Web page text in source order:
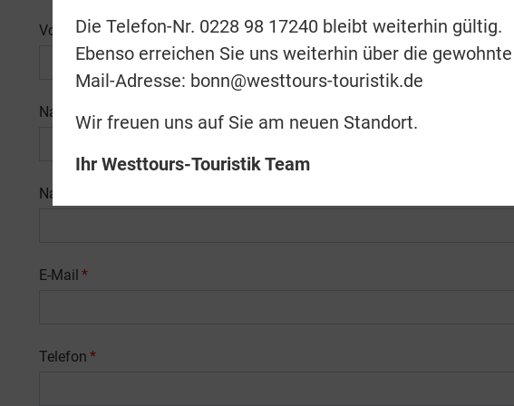
Vorname (Laut Reisepass)*
Nachname (Laut Reisepass)*
Nationalität
E-Mail *
Telefon *
Die Telefon-Nr. 0228 98 17240 bleibt weiterhin gültig.
Ebenso erreichen Sie uns weiterhin über die gewohnte
Mail-Adresse: bonn@westtours-touristik.de
Wir freuen uns auf Sie am neuen Standort.
Ihr Westtours-Touristik Team